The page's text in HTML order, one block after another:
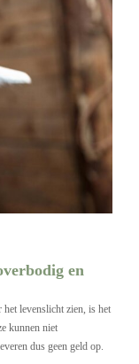
en
levenslicht zien, is het
kunnen niet
dus geen geld op.